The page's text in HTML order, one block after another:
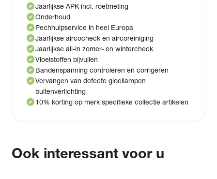
check_circleJaarlijkse APK incl. roetmeting
check_circleOnderhoud
check_circlePechhulpservice in heel Europa
check_circleJaarlijkse aircocheck en aircoreiniging
check_circleJaarlijkse all-in zomer- en wintercheck
check_circleVloeistoffen bijvullen
check_circleBandenspanning controleren en corrigeren
check_circleVervangen van defecte gloeilampen
buitenverlichting
check_circle10% korting op merk specifieke collectie artikelen
Ook interessant voor u